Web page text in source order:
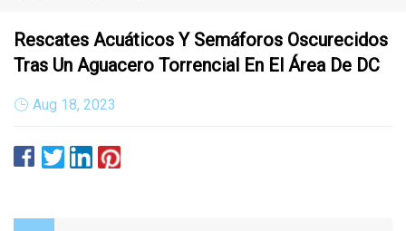
Rescates Acuáticos Y Semáforos Oscurecidos
Tras Un Aguacero Torrencial En El Área De DC
Aug 18, 2023